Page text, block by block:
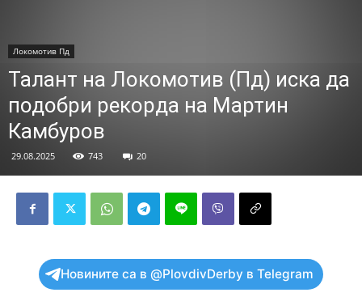
Локомотив Пд
Талант на Локомотив (Пд) иска да
подобри рекорда на Мартин
Камбуров
29.08.2025 743 20
Новините са в @PlovdivDerby в Telegram